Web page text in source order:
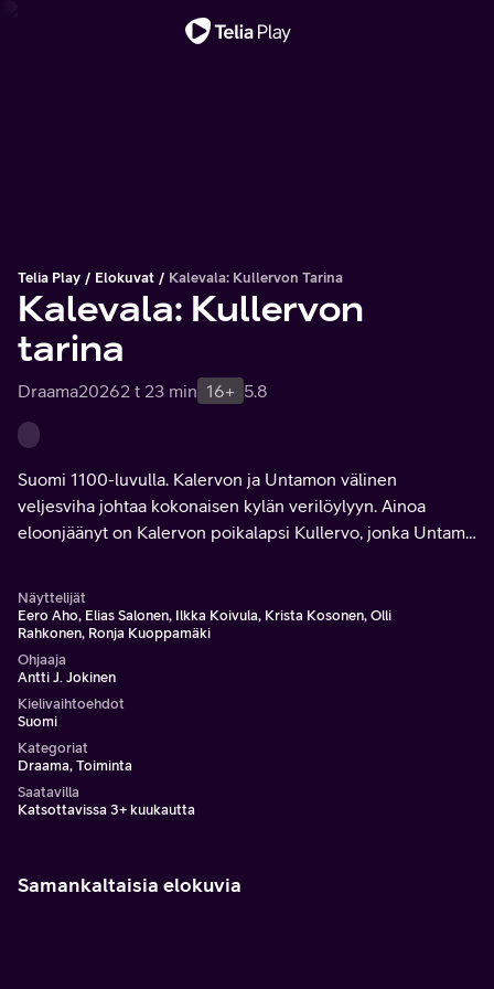
Telia Play Elokuvat Kalevala: Kullervon Tarina
Kalevala: Kullervon
tarina
Draama20262 t 23 min 16+ 5.8
Suomi 1100-luvulla. Kalervon ja Untamon välinen
veljesviha johtaa kokonaisen kylän verilöylyyn. Ainoa
eloonjäänyt on Kalervon poikalapsi Kullervo, jonka Untamo
Näyttelijät
Eero Aho, Elias Salonen, Ilkka Koivula, Krista Kosonen, Olli
Rahkonen, Ronja Kuoppamäki
Ohjaaja
Antti J. Jokinen
Kielivaihtoehdot
Suomi
Kategoriat
Draama, Toiminta
Saatavilla
Katsottavissa 3+ kuukautta
Samankaltaisia elokuvia